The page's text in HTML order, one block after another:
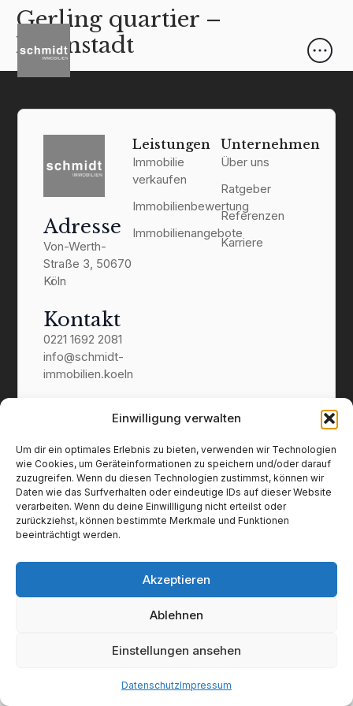
Einwilligung verwalten
Um dir ein optimales Erlebnis zu bieten, verwenden wir Technologien
wie Cookies, um Geräteinformationen zu speichern und/oder darauf
zuzugreifen. Wenn du diesen Technologien zustimmst, können wir
Daten wie das Surfverhalten oder eindeutige IDs auf dieser Website
verarbeiten. Wenn du deine Einwillligung nicht erteilst oder
zurückziehst, können bestimmte Merkmale und Funktionen
beeinträchtigt werden.
Akzeptieren
Ablehnen
Einstellungen ansehen
DatenschutzImpressum
Gerling quartier –
Innenstadt
Adresse
Von-Werth-
Straße 3, 50670
Köln
Kontakt
0221 1692 2081
info@schmidt-
immobilien.koeln
Leistungen
Immobilie
verkaufen
Immobilienbewertung
Immobilienangebote
Unternehmen
Über uns
Ratgeber
Referenzen
Karriere
vorbehalten.
Impressum
Datenschutz
Widerruf